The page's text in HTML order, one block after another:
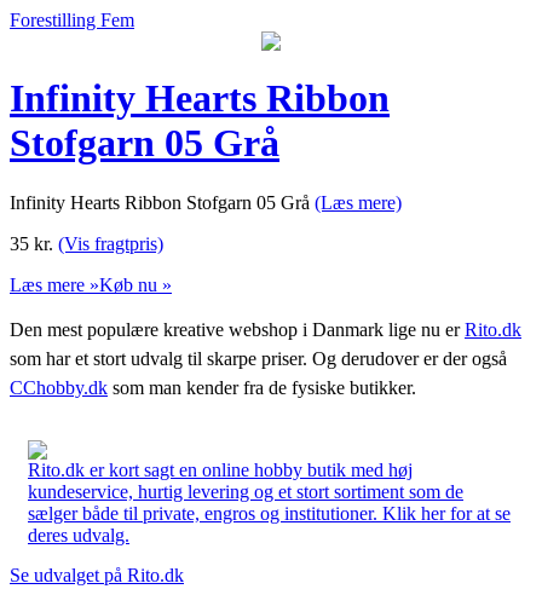
Forestilling Fem
Infinity Hearts Ribbon
Stofgarn 05 Grå
Infinity Hearts Ribbon Stofgarn 05 Grå (Læs mere)
35 kr. (Vis fragtpris)
Læs mere »Køb nu »
Den mest populære kreative webshop i Danmark lige nu erRito.dk
som har et stort udvalg til skarpe priser. Og derudover er der også
CChobby.dk som man kender fra de fysiske butikker.
Rito.dk er kort sagt en online hobby butik med høj
kundeservice, hurtig levering og et stort sortiment som de
sælger både til private, engros og institutioner. Klik her for at se
deres udvalg.
Se udvalget på Rito.dk